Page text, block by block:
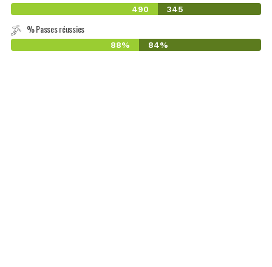
490 345
% Passes réussies
88% 84%